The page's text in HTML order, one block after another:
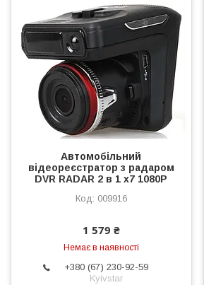
Автомобільний
відеореєстратор з радаром
DVR RADAR 2 в 1 x7 1080P
009916
1 579 ₴
Немає в наявності
+380 (67) 230-92-59
Kyivstar